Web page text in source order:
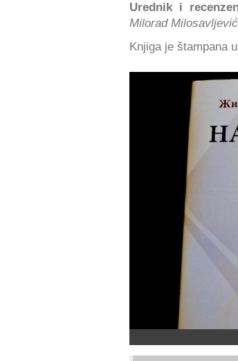
Urednik i
Milorad Milosavljević
Knjiga je štampana u